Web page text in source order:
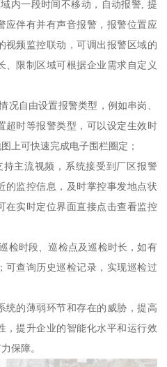
内一段时间不移动，自动报警, 提
应伴有并有声音报警，报警位置应
视频监控联动，可调出报警区域的
、限制区域可根据企业需求自定义
况自由设置报警类型，例如串岗、
超时等报警类型，可以设定生效时
上可快速完成电子围栏圈定；
主流视频，系统接受到厂区报警
的监控信息，及时掌控事发地点状
在实时定位界面直接点击查看监控
检时段、巡检点及巡检时长，如有
可查询历史巡检记录，实现巡检过
统的薄弱环节和存在的威胁，提高
，提升企业的智能化水平和运行效
保障。